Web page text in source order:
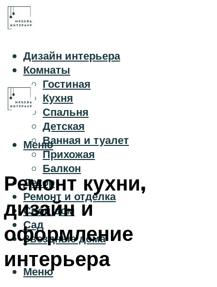
Дизайн интерьера
Комнаты
Гостиная
Кухня
Спальня
Детская
Ванная и туалет
Прихожая
Балкон
Декор
Ремонт и отделка
Свой дом
Сад
Звездные дома
Меню
Меню
Ремонт кухни,
дизайн и
оформление
интерьера